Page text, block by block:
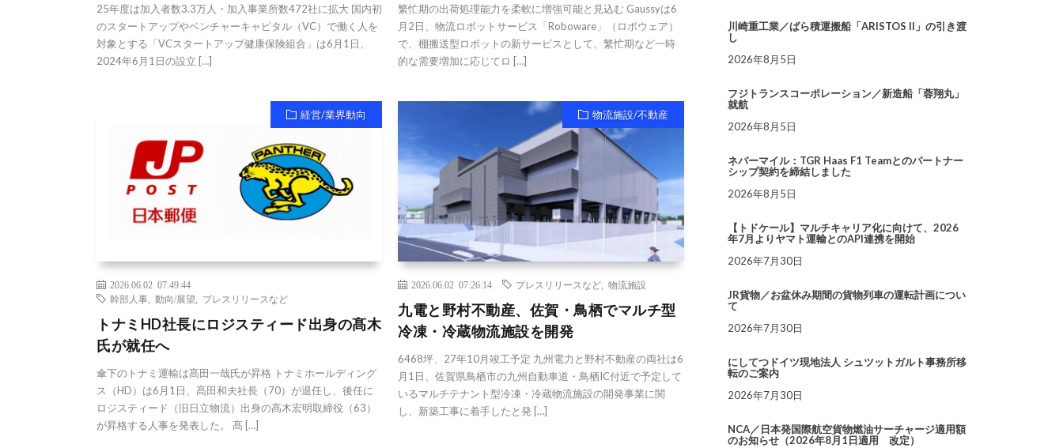
25年度は加入者数3.3万人・加入事業所数472社に拡大 国内初
のスタートアップやベンチャーキャピタル（VC）で働く人を
対象とする「VCスタートアップ健康保険組合」は6月1日、
2024年6月1日の設立 […]
繁忙期の出荷処理能力を柔軟に増強可能と見込む Gaussyは6
月2日、物流ロボットサービス「Roboware」（ロボウェア）
で、棚搬送型ロボットの新サービスとして、繁忙期など一時
的な需要増加に応じてロ […]
経営/業界動向
2026.06.02 07:49:44
幹部人事
動向/展望 プレスリリースなど
トナミHD社長にロジスティード出身の髙木
氏が就任へ
傘下のトナミ運輸は髙田一哉氏が昇格 トナミホールディング
ス（HD）は6月1日、髙田和夫社長（70）が退任し、後任に
ロジスティード（旧日立物流）出身の髙木宏明取締役（63）
が昇格する人事を発表した。 髙 […]
物流施設/不動産
2026.06.02 07:26:14 プレスリリースなど ,物流施設
九電と野村不動産、佐賀・鳥栖でマルチ型
冷凍・冷蔵物流施設を開発
6468坪、27年10月竣工予定 九州電力と野村不動産の両社は6
月1日、佐賀県鳥栖市の九州自動車道・鳥栖IC付近で予定して
いるマルチテナント型冷凍・冷蔵物流施設の開発事業に関
し、新築工事に着手したと発 […]
川崎重工業／ばら積運搬船「ARISTOS II」の引き渡
し
2026年8月5日
フジトランスコーポレーション／新造船「蓉翔丸」
就航
2026年8月5日
ネバーマイル：TGR Haas F1 Teamとのパートナー
シップ契約を締結しました
2026年8月5日
【トドケール】マルチキャリア化に向けて、2026
年7月よりヤマト運輸とのAPI連携を開始
2026年7月30日
JR貨物／お盆休み期間の貨物列車の運転計画につい
て
2026年7月30日
にしてつドイツ現地法人 シュツットガルト事務所移
転のご案内
2026年7月30日
NCA／日本発国際航空貨物燃油サーチャージ適用額
のお知らせ（2026年8月1日適用 改定）